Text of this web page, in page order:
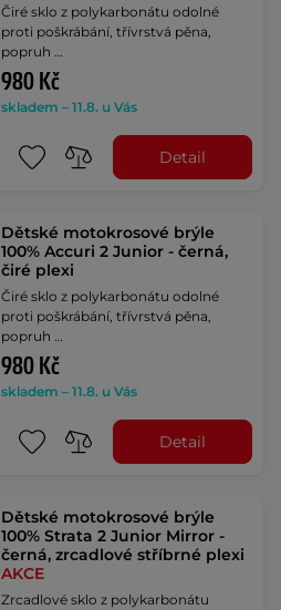
Čiré sklo z polykarbonátu odolné
proti poškrábání, třívrstvá pěna,
popruh …
980 Kč
skladem – 11.8. u Vás
Detail
Dětské motokrosové brýle
100% Accuri 2 Junior - černá,
čiré plexi
Čiré sklo z polykarbonátu odolné
proti poškrábání, třívrstvá pěna,
popruh …
980 Kč
skladem – 11.8. u Vás
Detail
Dětské motokrosové brýle
100% Strata 2 Junior Mirror -
černá, zrcadlové stříbrné plexi
AKCE
Zrcadlové sklo z polykarbonátu